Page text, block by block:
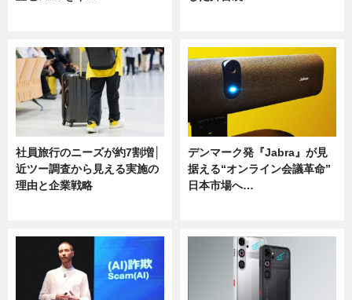
社員旅行のニーズが約7割増│
近ツー調査から見える実施の
理由と企業戦略
デンマーク発『Jabra』が見
据える“オンライン会議革命”
日本市場へ…